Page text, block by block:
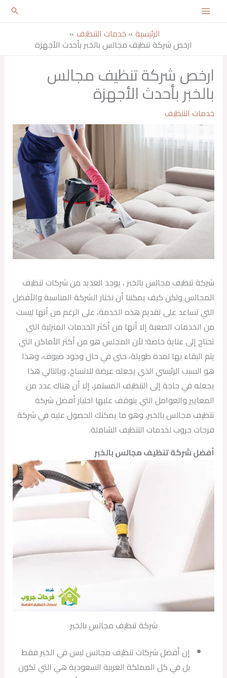
تخطي
الرئيسية خدمات التنظيف
ارخص شركة تنظيف مجالس بالخبر بأحدث الأجهزة
ارخص شركة تنظيف مجالس
بالخبر بأحدث الأجهزة
خدمات التنظيف
شركة تنظيف مجالس بالخبر ، يوجد العديد من شركات تنظيف
المجالس ولكن كيف يمكننا أن نختار الشركة المناسبة والأفضل
التي تساعد على تقديم هذه الخدمة، على الرغم من أنها ليست
من الخدمات الصعبة إلا أنها من أكثر الخدمات المنزلية التي
تحتاج إلى عناية خاصة؛ لأن المجلس هو من أكثر الأماكن التي
يتم البقاء بها لمدة طويلة، حتى في حال وجود ضيوف، وهذا
هو السبب الرئيسي الذي يجعله عرضة للاتساخ، وبالتالي هذا
يجعله في حاجة إلى التنظيف المستمر، إلا أن هناك عدد من
المعايير والعوامل التي يتوقف عليها اختيار أفضل شركة
تنظيف مجالس بالخبر، وهو ما يمكنك الحصول عليه في شركة
فرحات جروب لخدمات التنظيف الشاملة.
أفضل شركة تنظيف مجالس بالخبر
شركة تنظيف مجالس بالخبر
إن أفضل شركات تنظيف مجالس ليس في الخبر فقط
بل في كل المملكة العربية السعودية هي التي تكون